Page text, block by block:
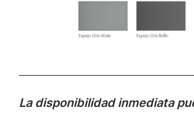
La disponibilidad inmediata